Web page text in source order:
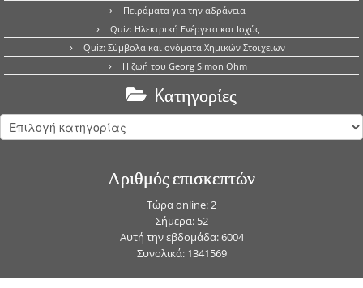
Πειράματα για την αδράνεια
Quiz: Ηλεκτρική Ενέργεια και Ισχύς
Quiz: Σύμβολα και ονόματα Χημικών Στοιχείων
Η ζωή του Georg Simon Ohm
Kατηγορίες
Kατηγορίες
Αριθμός επισκεπτών
Τώρα online: 2
Σήμερα: 52
Αυτή την εβδομάδα: 6004
Συνολικά: 1341569